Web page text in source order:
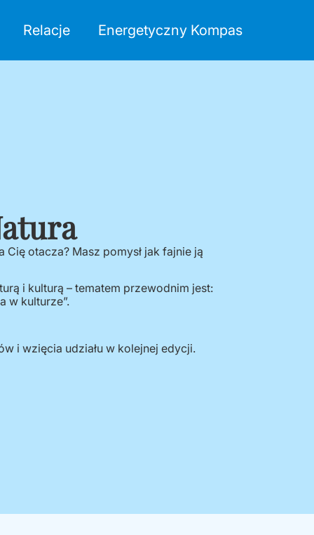
Relacje Energetyczny Kompas
otacza? Masz pomysł jak fajnie ją
i kulturą – tematem przewodnim jest:
w kulturze”.
i wzięcia udziału w kolejnej edycji.